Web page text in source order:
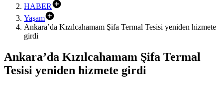
HABER
Yaşam
Ankara’da Kızılcahamam Şifa Termal Tesisi yeniden hizmete
girdi
Ankara’da Kızılcahamam Şifa Termal
Tesisi yeniden hizmete girdi